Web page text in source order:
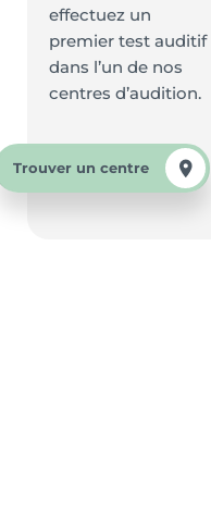
effectuez un
premier test auditif
dans l’un de nos
centres d’audition.
Trouver un centre